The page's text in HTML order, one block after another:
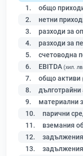
1. общо
2. нетни
3. разходи за
4. разходи за
5. счетоводна
6. EBITDA (хил.
7. общо активи
8. дълготрайни
9. материални
10. парични
11. вземания
12.
13.